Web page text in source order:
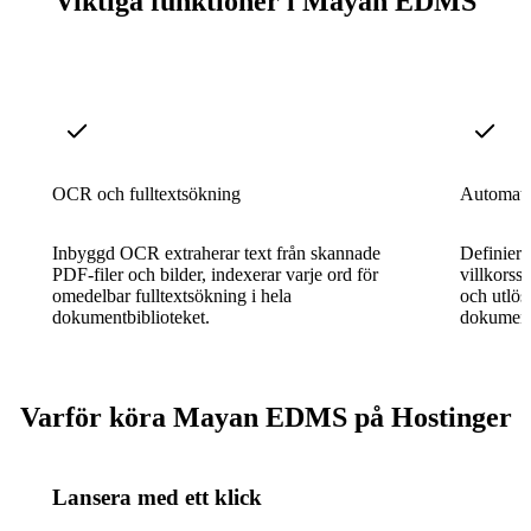
OCR och fulltextsökning
Inbyggd OCR extraherar text från skannade
PDF-filer och bilder, indexerar varje ord för
omedelbar fulltextsökning i hela
dokumentbiblioteket.
och
Varför köra Mayan EDMS på Hostinger
Lansera med ett klick